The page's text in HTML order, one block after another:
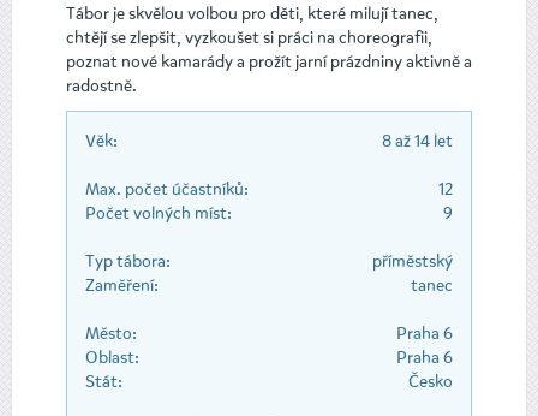
Tábor je skvělou volbou pro děti, které milují tanec,
chtějí se zlepšit, vyzkoušet si práci na choreografii,
poznat nové kamarády a prožít jarní prázdniny aktivně a
radostně.
Věk: 8 až 14 let
Max. počet účastníků:
12
Počet volných míst:
9
Typ tábora:
příměstský
Zaměření:
tanec
Město:
Praha 6
Oblast:
Praha 6
Stát:
Česko